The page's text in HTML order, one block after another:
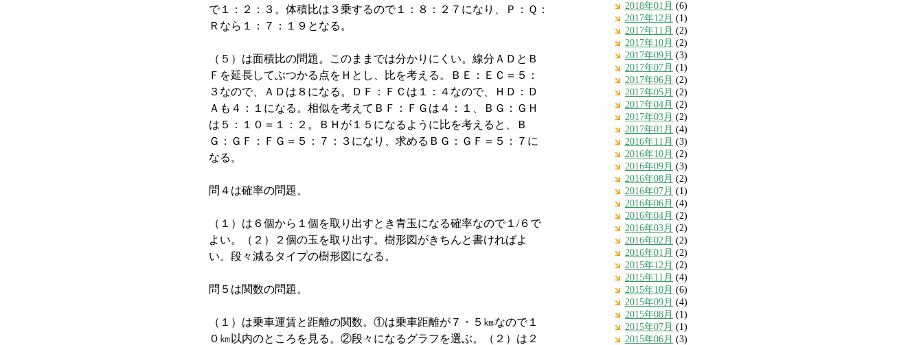
で１：２：３。体積比は３乗するので１：８：２７になり、Ｐ：Ｑ：
Ｒなら１：７：１９となる。
（５）は面積比の問題。このままでは分かりにくい。線分ＡＤとＢ
Ｆを延長してぶつかる点をＨとし、比を考える。ＢＥ：ＥＣ＝５：
３なので、ＡＤは８になる。ＤＦ：ＦＣは１：４なので、ＨＤ：Ｄ
Ａも４：１になる。相似を考えてＢＦ：ＦＧは４：１、ＢＧ：ＧＨ
は５：１０＝１：２。ＢＨが１５になるように比を考えると、Ｂ
Ｇ：ＧＦ：ＦＧ＝５：７：３になり、求めるＢＧ：ＧＦ＝５：７に
なる。
問４は確率の問題。
（１）は６個から１個を取り出すとき青玉になる確率なので１/６で
よい。（２）２個の玉を取り出す。樹形図がきちんと書ければよ
い。段々減るタイプの樹形図になる。
問５は関数の問題。
（１）は乗車運賃と距離の関数。①は乗車距離が７・５㎞なので１
０㎞以内のところを見る。②段々になるグラフを選ぶ。（２）は２
2018年01月 (6)
2017年12月 (1)
2017年11月 (2)
2017年10月 (2)
2017年09月 (3)
2017年07月 (1)
2017年06月 (2)
2017年05月 (2)
2017年04月 (2)
2017年03月 (2)
2017年01月 (4)
2016年11月 (3)
2016年10月 (2)
2016年09月 (3)
2016年08月 (2)
2016年07月 (1)
2016年06月 (4)
2016年04月 (2)
2016年03月 (2)
2016年02月 (2)
2016年01月 (2)
2015年12月 (2)
2015年11月 (4)
2015年10月 (6)
2015年09月 (4)
2015年08月 (1)
2015年07月 (1)
2015年06月 (3)